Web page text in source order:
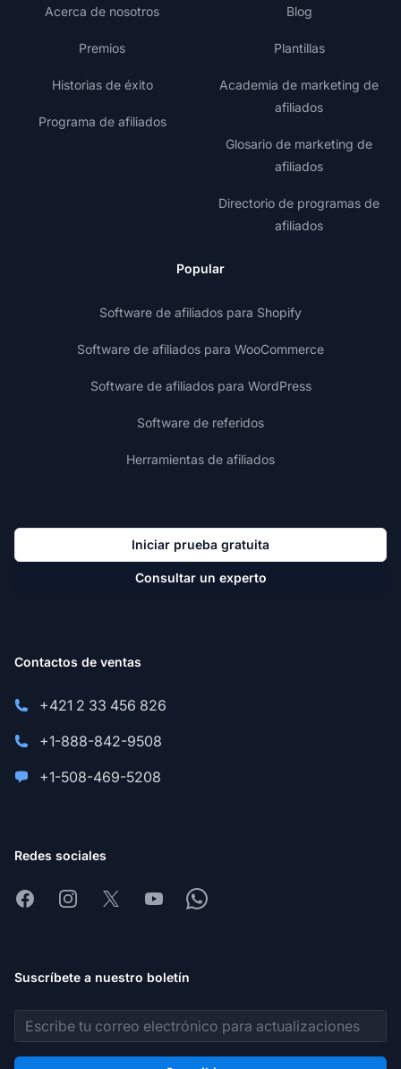
Acerca de nosotros
Premios
Historias de éxito
Programa de afiliados
Blog
Plantillas
Academia de marketing de
afiliados
Glosario de marketing de
afiliados
Directorio de programas de
afiliados
Popular
Software de afiliados para Shopify
Software de afiliados para WooCommerce
Software de afiliados para WordPress
Software de referidos
Herramientas de afiliados
Iniciar prueba gratuita
Consultar un experto
Contactos de ventas
+421 2 33 456 826
+1-888-842-9508
+1-508-469-5208
Redes sociales
FacebookInstagram
X YoutubeWhatsapp
Suscríbete a nuestro boletín
Dirección de correo electrónico